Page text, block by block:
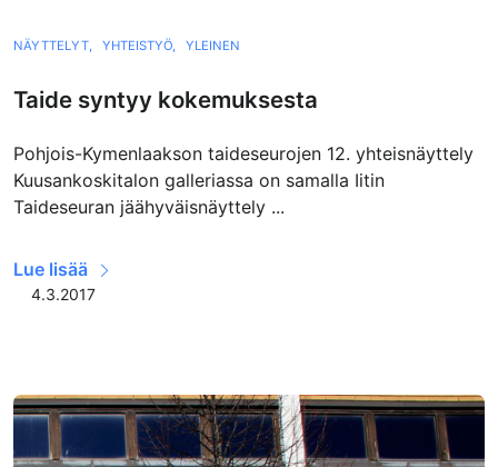
NÄYTTELYT, YHTEISTYÖ, YLEINEN
Taide syntyy kokemuksesta
Pohjois-Kymenlaakson taideseurojen 12. yhteisnäyttely
Kuusankoskitalon galleriassa on samalla Iitin
Taideseuran jäähyväisnäyttely ...
Lue lisää
4.3.2017